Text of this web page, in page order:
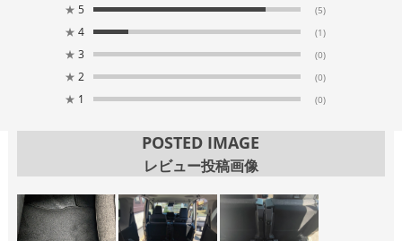
★ 5 (5)
★ 4 (1)
★ 3 (0)
★ 2 (0)
★ 1 (0)
POSTED IMAGE
レビュー投稿画像